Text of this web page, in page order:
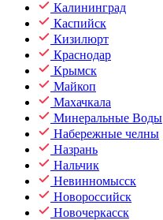
Калининград
Каспийск
Кизилюрт
Краснодар
Крымск
Майкоп
Махачкала
Минеральные Воды
Набережные челны
Назрань
Нальчик
Невинномысск
Новороссийск
Новочеркасск